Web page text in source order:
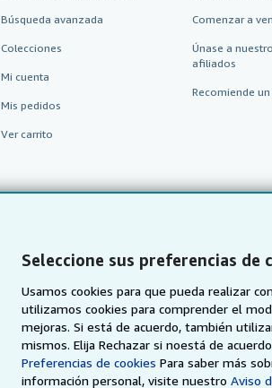
Seleccione sus preferencias de
Usamos cookies para que pueda realizar
utilizamos cookies para comprender el
mejoras. Si está de acuerdo, también
mismos. Elija Rechazar si noestá de
Preferencias de cookies Para saber más
información personal, visite nuestroAviso
Búsqueda avanzada
Colecciones
Mi cuenta
Mis pedidos
Ver carrito
Comenzar a
Únase a
afiliados
Recomiende
AbeBooks.com AbeBooks.co.uk